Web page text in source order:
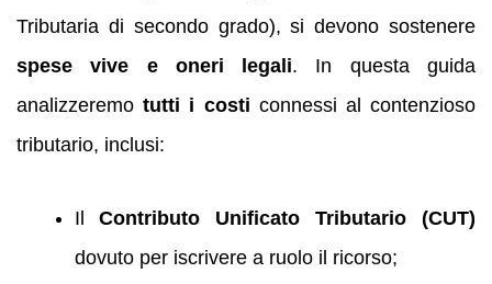
Tributaria di secondo grado), si devono sostenere
spese vive e oneri legali. In questa guida
analizzeremotutti i costi connessi al contenzioso
tributario, inclusi:
IlContributo Unificato Tributario (CUT)
dovuto per iscrivere a ruolo il ricorso;